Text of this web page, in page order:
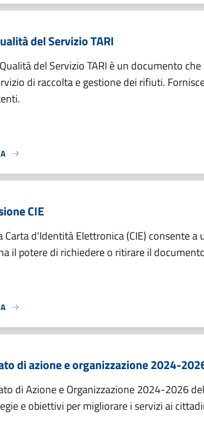
del Servizio TARI
del Servizio TARI è un documento
di raccolta e gestione dei rifiuti.
CIE
Carta d'Identità Elettronica (CIE) consente
il potere di richiedere o ritirare il
di azione e organizzazione 2024-
di Azione e Organizzazione 2024-2026
e obiettivi per migliorare i servizi ai